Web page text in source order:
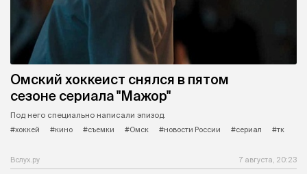
Омский хоккеист снялся в пятом
сезоне сериала "Мажор"
Под него специально написали эпизод.
#хоккей
#кино #съемки #Омск #новости России #сериал #тк
Вслух.ру 7 августа, 20:23